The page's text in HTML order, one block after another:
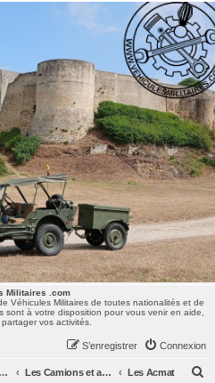
Véhicules Militaires de toutes nationalités et de
à votre disposition pour vous venir en aide,
Militaires .com
Véhicules Militaires de toutes nationalités et de
à votre disposition pour vous venir en aide,
vos activités.
Connexion
S’enregistrer
LES VEHICULES MILITAIRES Les Camions et autres VLTT : Renault, Simca, Marmon, Saviem, Berliet, Sovamag, Land Rover, ... Les Acmat